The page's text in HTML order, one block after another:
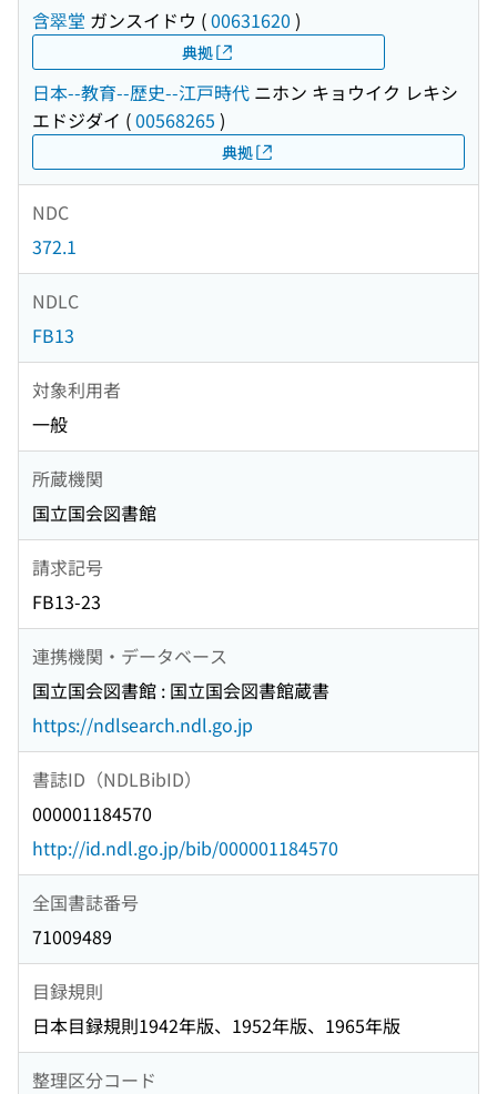
含翠堂 ガンスイドウ (00631620 )
典拠
日本--教育--歴史--江戸時代 ニホン キョウイク レキシ
エドジダイ (00568265 )
典拠
NDC
372.1
NDLC
FB13
対象利用者
一般
所蔵機関
国立国会図書館
請求記号
FB13-23
連携機関・データベース
国立国会図書館 : 国立国会図書館蔵書
https://ndlsearch.ndl.go.jp
書誌ID（NDLBibID）
000001184570
http://id.ndl.go.jp/bib/000001184570
全国書誌番号
71009489
目録規則
日本目録規則1942年版、1952年版、1965年版
整理区分コード